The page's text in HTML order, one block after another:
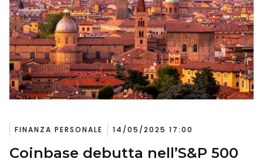
FINANZA PERSONALE 14/05/2025 17:00
Coinbase debutta nell’S&P 500